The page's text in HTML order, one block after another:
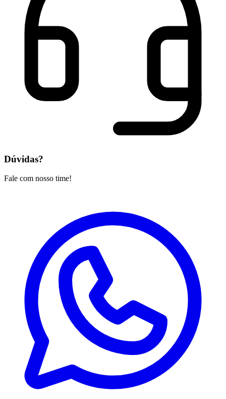
Dúvidas?
Fale com nosso time!